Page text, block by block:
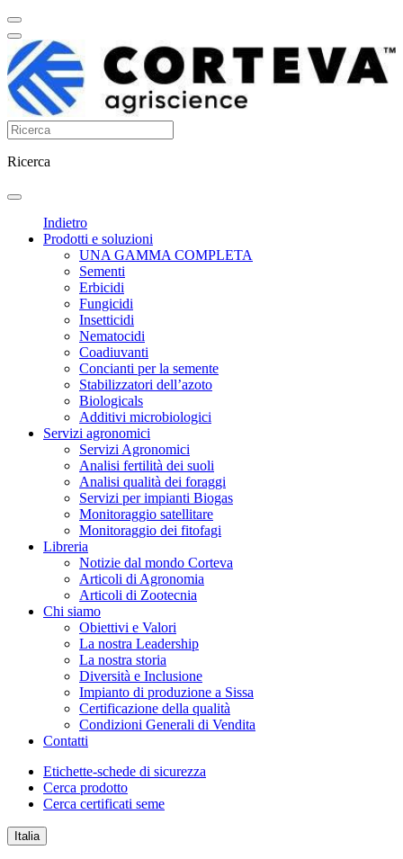
Ricerca
Indietro
Prodotti e soluzioni
UNA GAMMA COMPLETA
Sementi
Erbicidi
Fungicidi
Insetticidi
Nematocidi
Coadiuvanti
Concianti per la semente
Stabilizzatori dell’azoto
Biologicals
Additivi microbiologici
Servizi agronomici
Servizi Agronomici
Analisi fertilità dei suoli
Analisi qualità dei foraggi
Servizi per impianti Biogas
Monitoraggio satellitare
Monitoraggio dei fitofagi
Libreria
Notizie dal mondo Corteva
Articoli di Agronomia
Articoli di Zootecnia
Chi siamo
Obiettivi e Valori
La nostra Leadership
La nostra storia
Diversità e Inclusione
Impianto di produzione a Sissa
Certificazione della qualità
Condizioni Generali di Vendita
Contatti
Etichette-schede di sicurezza
Cerca prodotto
Cerca certificati seme
Italia